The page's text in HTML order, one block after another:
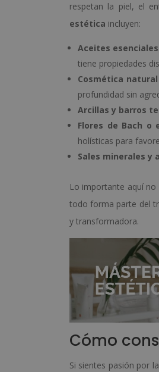
respetan la piel, el
estética incluyen:
Aceites esenciales
tiene propiedades
Cosmética
profundidad sin
Arcillas y barros
Flores de Bach o
holísticas para
Sales minerales y
Lo importante aquí
todo forma parte del
y transformadora.
Cómo
Si sientes pasión por